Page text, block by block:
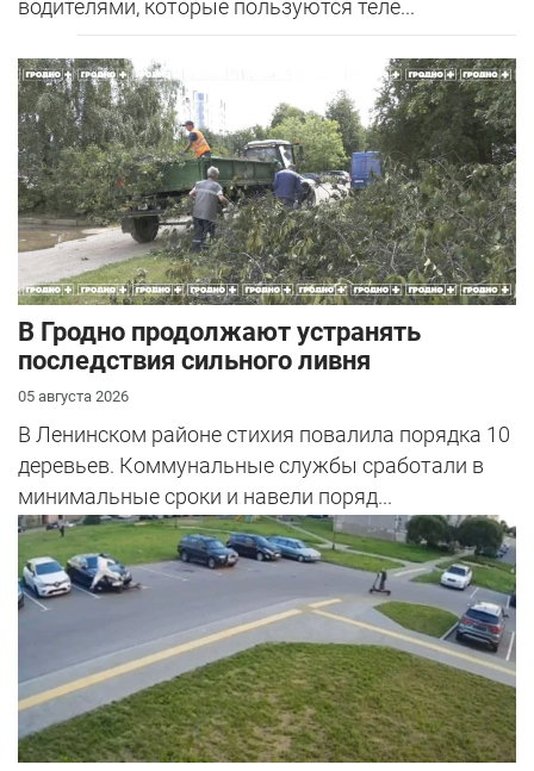
водителями, которые пользуются теле...
В Гродно продолжают устранять
последствия сильного ливня
05 августа 2026
В Ленинском районе стихия повалила порядка 10
деревьев. Коммунальные службы сработали в
минимальные сроки и навели поряд...